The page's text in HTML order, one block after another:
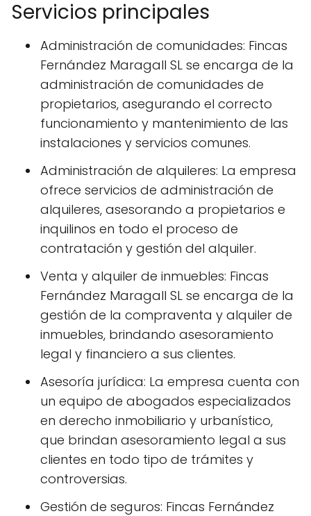
Servicios principales
Administración de comunidades: Fincas
Fernández Maragall SL se encarga de la
administración de comunidades de
propietarios, asegurando el correcto
funcionamiento y mantenimiento de las
instalaciones y servicios comunes.
Administración de alquileres: La empresa
ofrece servicios de administración de
alquileres, asesorando a propietarios e
inquilinos en todo el proceso de
contratación y gestión del alquiler.
Venta y alquiler de inmuebles: Fincas
Fernández Maragall SL se encarga de la
gestión de la compraventa y alquiler de
inmuebles, brindando asesoramiento
legal y financiero a sus clientes.
Asesoría jurídica: La empresa cuenta con
un equipo de abogados especializados
en derecho inmobiliario y urbanístico,
que brindan asesoramiento legal a sus
clientes en todo tipo de trámites y
controversias.
Gestión de seguros: Fincas Fernández